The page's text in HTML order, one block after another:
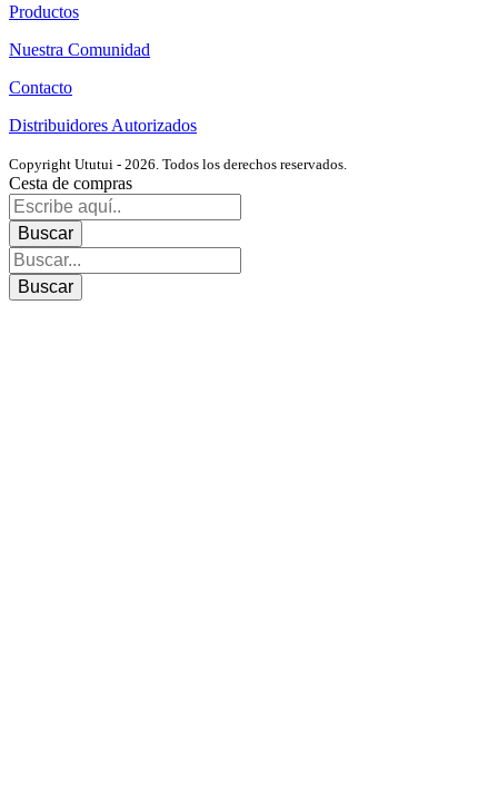
Productos
Nuestra Comunidad
Contacto
Distribuidores Autorizados
Copyright Ututui - 2026. Todos los derechos reservados.
Cesta de compras